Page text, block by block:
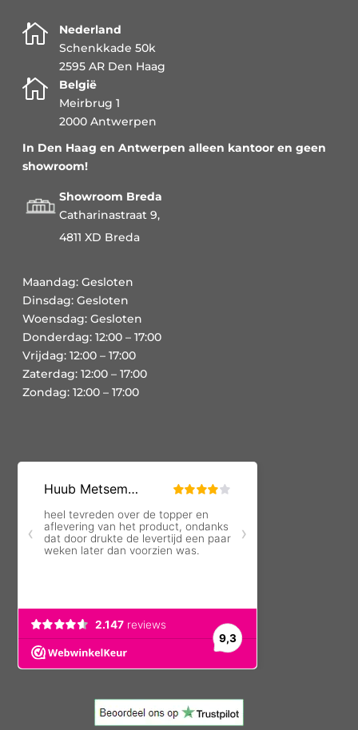

Nederland
Schenkkade 50k
2595 AR Den Haag

België
Meirbrug 1
2000 Antwerpen
In Den Haag en Antwerpen alleen kantoor en geen
showroom!
Showroom Breda
Catharinastraat 9,
4811 XD Breda
Maandag: Gesloten
Dinsdag: Gesloten
Woensdag: Gesloten
Donderdag: 12:00 – 17:00
Vrijdag: 12:00 – 17:00
Zaterdag: 12:00 – 17:00
Zondag: 12:00 – 17:00